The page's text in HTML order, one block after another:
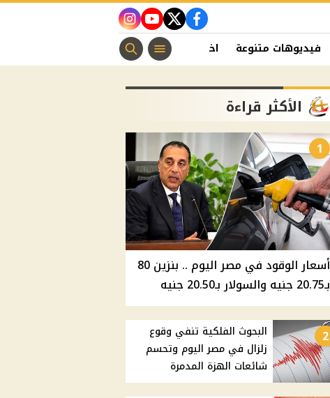
facebook
twitter
youtube
instagram
فيديوهات متنوعة اخبار الفن منوعات مسيحية
الأكثر قراءة
1
أسعار الوقود في مصر اليوم .. بنزين 80
بـ20.75 جنيه والسولار بـ20.50 جنيه
2
البحوث الفلكية تنفي وقوع
زلزال في مصر اليوم وتحسم
شائعات الهزة المدمرة